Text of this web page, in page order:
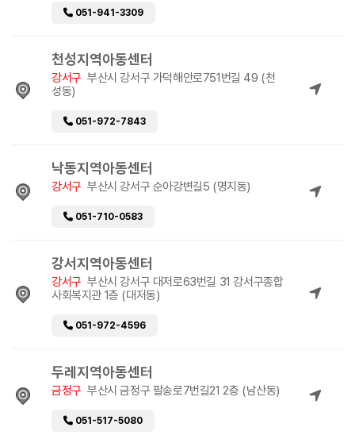
051-941-3309
천성지역아동센터
강서구 부산시 강서구 가덕해안로751번길 49 (천
성동)
051-972-7843
낙동지역아동센터
강서구 부산시 강서구 순아강변길5 (명지동)
051-710-0583
강서지역아동센터
강서구 부산시 강서구 대저로63번길 31 강서구종합
사회복지관 1층 (대저동)
051-972-4596
두레지역아동센터
금정구 부산시 금정구 팔송로7번길21 2층 (남산동)
051-517-5080